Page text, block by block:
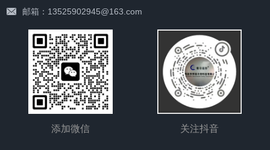
邮箱：13525902945@163.com
添加微信 关注抖音